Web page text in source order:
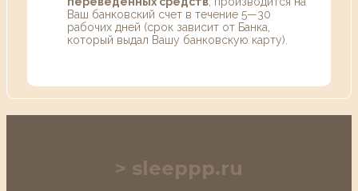
Ваш банковский счет в течение 5—30
рабочих дней (срок зависит от Банка,
который выдал Вашу банковскую карту).
sleeppp.ru